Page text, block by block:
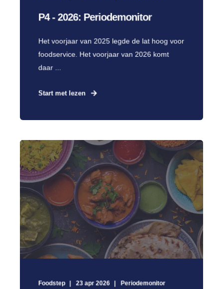
P4 - 2026: Periodemonitor
Het voorjaar van 2025 legde de lat hoog voor
foodservice. Het voorjaar van 2026 komt
daar ...
Start met lezen
Foodstep 23 apr 2026 Periodemonitor